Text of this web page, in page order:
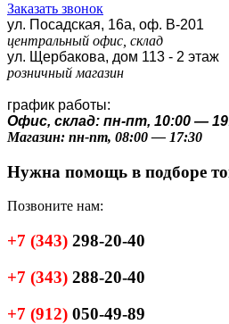
Заказать звонок
ул. Посадская, 16а, оф. В-201
центральный офис, склад
ул. Щербакова, дом 113 - 2 этаж
розничный магазин
график работы:
Офис, склад: пн-пт, 10:00 —
Магазин: пн-пт, 08:00 — 17:30
Нужна помощь в подборе
Позвоните нам:
+7 (343) 298-20-40
+7 (343) 288-20-40
+7 (912) 050-49-89